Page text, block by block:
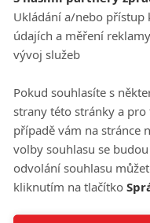
Ukládání a/nebo přístup
údajích a měření
vývoj služeb
Pokud souhlasíte s
strany této stránky a
případě vám na stránce
volby souhlasu se
odvolání souhlasu
kliknutím na tlačítko